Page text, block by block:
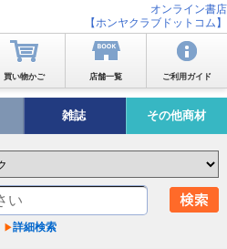
オンライン書店
【ホンヤクラブドットコム】
買い物かご 店舗一覧 ご利用ガイド
雑誌 その他商材
詳細検索